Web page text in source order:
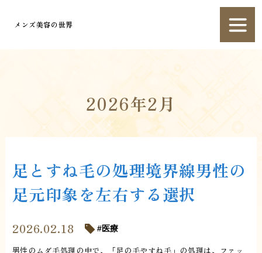
メンズ美容の世界
2026年2月
足とすね毛の処理境界線男性の
足元印象を左右する選択
2026.02.18 医療
男性のムダ毛処理の中で、「足の毛やすね毛」の処理は、ファッ